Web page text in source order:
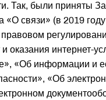
Так, были приняты
«О связи» (в 2019
оказания интернет-
«Об информации и
«Об